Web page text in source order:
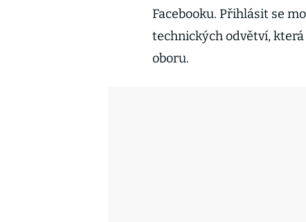
Facebooku. Přihlásit se
technických odvětví,
oboru.